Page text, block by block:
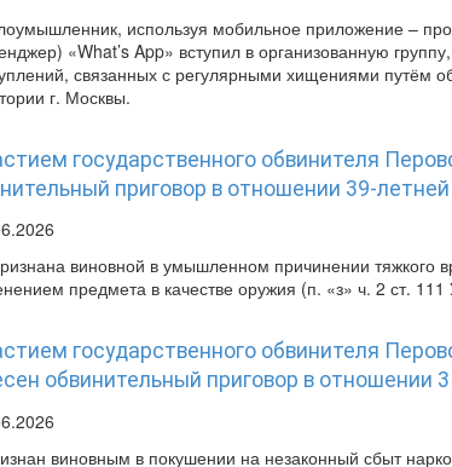
используя мобильное приложение –
«What’s App» вступил в организованную
связанных с регулярными хищениями путём
г. Москвы.
государственного обвинителя
приговор в отношении 39-
виновной в умышленном причинении тяжкого
предмета в качестве оружия (п. «з» ч. 2 ст.
государственного обвинителя
обвинительный приговор в отношении
виновным в покушении на незаконный сбыт